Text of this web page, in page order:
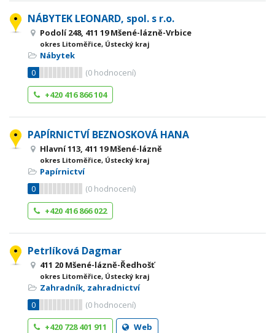
NÁBYTEK LEONARD, spol. s r.o.
Podolí 248, 411 19 Mšené-lázně-Vrbice
okres Litoměřice, Ústecký kraj
Nábytek
0
(0 hodnocení)
+420 416 866 104
PAPÍRNICTVÍ BEZNOSKOVÁ HANA
Hlavní 113, 411 19 Mšené-lázně
okres Litoměřice, Ústecký kraj
Papírnictví
0
(0 hodnocení)
+420 416 866 022
Petrlíková Dagmar
411 20 Mšené-lázně-Ředhošť
okres Litoměřice, Ústecký kraj
Zahradník, zahradnictví
0
(0 hodnocení)
+420 728 401 911
Web